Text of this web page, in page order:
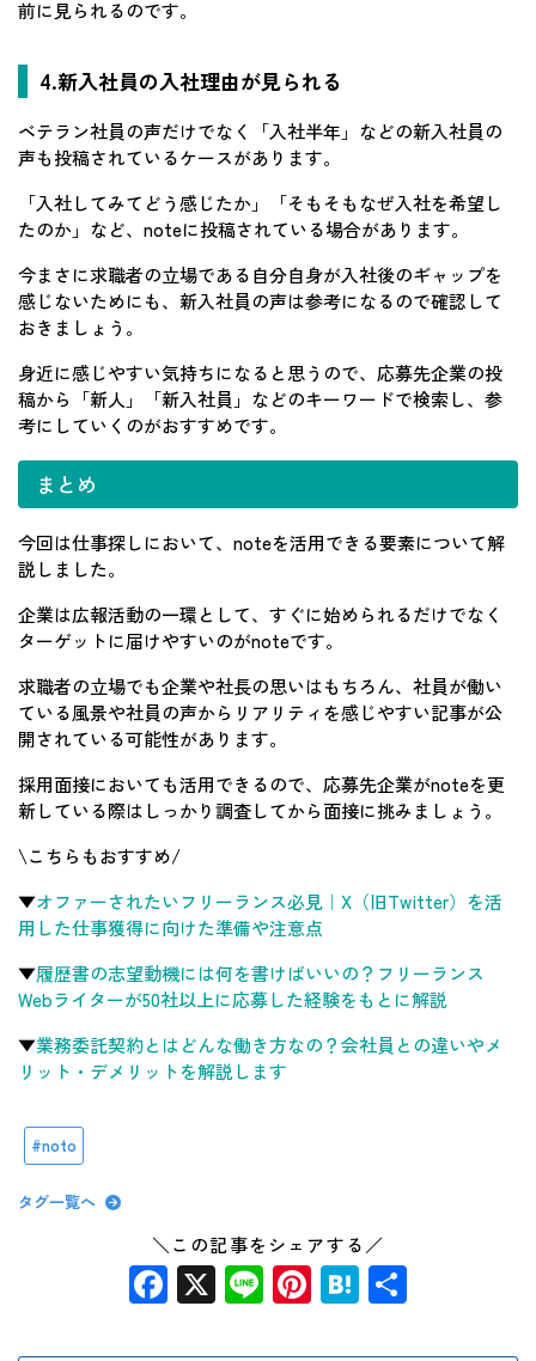
前に見られるのです。
4.新入社員の入社理由が見られる
ベテラン社員の声だけでなく「入社半年」などの新入社員の
声も投稿されているケースがあります。
「入社してみてどう感じたか」「そもそもなぜ入社を希望し
たのか」など、noteに投稿されている場合があります。
今まさに求職者の立場である自分自身が入社後のギャップを
感じないためにも、新入社員の声は参考になるので確認して
おきましょう。
身近に感じやすい気持ちになると思うので、応募先企業の投
稿から「新人」「新入社員」などのキーワードで検索し、参
考にしていくのがおすすめです。
まとめ
今回は仕事探しにおいて、noteを活用できる要素について解
説しました。
企業は広報活動の一環として、すぐに始められるだけでなく
ターゲットに届けやすいのがnoteです。
求職者の立場でも企業や社長の思いはもちろん、社員が働い
ている風景や社員の声からリアリティを感じやすい記事が公
開されている可能性があります。
採用面接においても活用できるので、応募先企業がnoteを更
新している際はしっかり調査してから面接に挑みましょう。
\こちらもおすすめ/
▼オファーされたいフリーランス必見｜X（旧Twitter）を活
用した仕事獲得に向けた準備や注意点
▼履歴書の志望動機には何を書けばいいの？フリーランス
Webライターが50社以上に応募した経験をもとに解説
▼業務委託契約とはどんな働き方なの？会社員との違いやメ
リット・デメリットを解説します
noto
タグ一覧へ
＼この記事をシェアする／
Facebook
X LinePinterest
Hatena